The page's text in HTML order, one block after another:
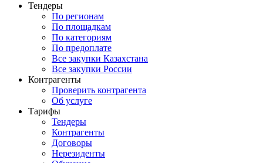
Тендеры
По регионам
По площадкам
По категориям
По предоплате
Все закупки Казахстана
Все закупки России
Контрагенты
Проверить контрагента
Об услуге
Тарифы
Тендеры
Контрагенты
Договоры
Нерезиденты